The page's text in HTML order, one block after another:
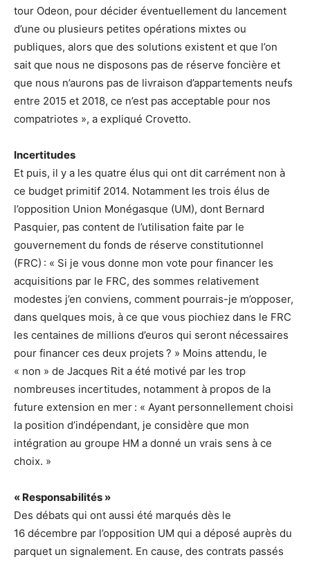
tour Odeon, pour décider éventuellement du lancement
d’une ou plusieurs petites opérations mixtes ou
publiques, alors que des solutions existent et que l’on
sait que nous ne disposons pas de réserve foncière et
que nous n’aurons pas de livraison d’appartements neufs
entre 2015 et 2018, ce n’est pas acceptable pour nos
compatriotes », a expliqué Crovetto.
Incertitudes
Et puis, il y a les quatre élus qui ont dit carrément non à
ce budget primitif 2014. Notamment les trois élus de
l’opposition Union Monégasque (UM), dont Bernard
Pasquier, pas content de l’utilisation faite par le
gouvernement du fonds de réserve constitutionnel
(FRC) : « Si je vous donne mon vote pour financer les
acquisitions par le FRC, des sommes relativement
modestes j’en conviens, comment pourrais-je m’opposer,
dans quelques mois, à ce que vous piochiez dans le FRC
les centaines de millions d’euros qui seront nécessaires
pour financer ces deux projets ? » Moins attendu, le
« non » de Jacques Rit a été motivé par les trop
nombreuses incertitudes, notamment à propos de la
future extension en mer : « Ayant personnellement choisi
la position d’indépendant, je considère que mon
intégration au groupe HM a donné un vrais sens à ce
choix. »
« Responsabilités »
Des débats qui ont aussi été marqués dès le
16 décembre par l’opposition UM qui a déposé auprès du
parquet un signalement. En cause, des contrats passés